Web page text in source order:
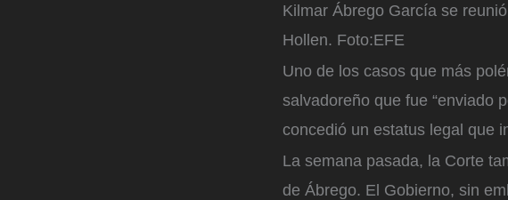
Kilmar Ábrego García se
Hollen. Foto:EFE
Uno de los casos que más
salvadoreño que fue “enviado
concedió un estatus legal que
La semana pasada, la Corte
de Ábrego. El Gobierno, sin